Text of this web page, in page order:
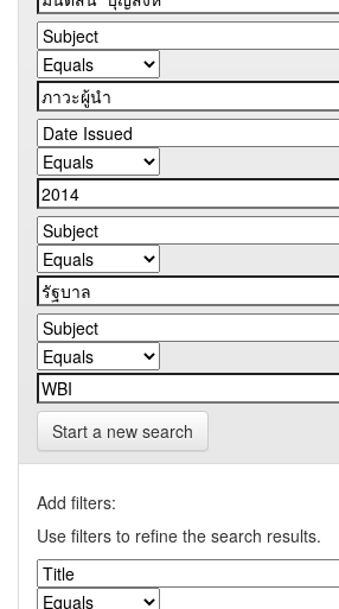
Start a new search
Add filters:
Use filters to refine the search results.